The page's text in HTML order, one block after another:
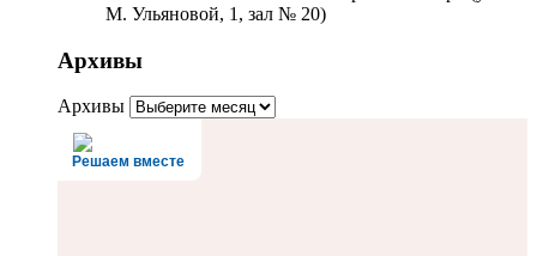
М. Ульяновой, 1, зал № 20)
Архивы
Архивы
Решаем вместе